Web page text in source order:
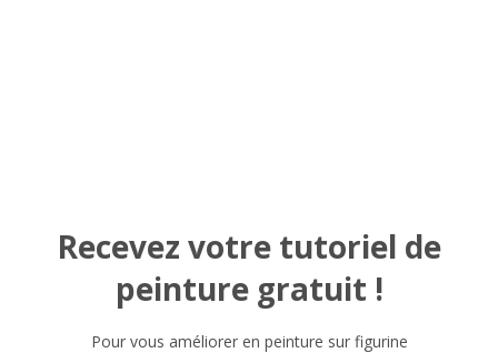
Recevez votre tutoriel de
peinture gratuit !
Pour vous améliorer en peinture sur figurine